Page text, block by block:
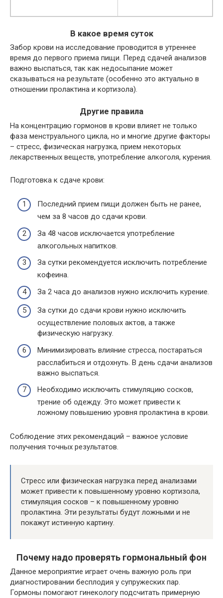
В какое время суток
Забор крови на исследование проводится в утреннее
время до первого приема пищи. Перед сдачей анализов
важно выспаться, так как недосыпание может
сказываться на результате (особенно это актуально в
отношении пролактина и кортизола).
Другие правила
На концентрацию гормонов в крови влияет не только
фаза менструального цикла, но и многие другие факторы
– стресс, физическая нагрузка, прием некоторых
лекарственных веществ, употребление алкоголя, курения.
Подготовка к сдаче крови:
Последний прием пищи должен быть не ранее,
чем за 8 часов до сдачи крови.
За 48 часов исключается употребление
алкогольных напитков.
За сутки рекомендуется исключить потребление
кофеина.
За 2 часа до анализов нужно исключить курение.
За сутки до сдачи крови нужно исключить
осуществление половых актов, а также
физическую нагрузку.
Минимизировать влияние стресса, постараться
расслабиться и отдохнуть. В день сдачи анализов
важно выспаться.
Необходимо исключить стимуляцию сосков,
трение об одежду. Это может привести к
ложному повышению уровня пролактина в крови.
Соблюдение этих рекомендаций – важное условие
получения точных результатов.
Стресс или физическая нагрузка перед анализами
может привести к повышенному уровню кортизола,
стимуляция сосков – к повышенному уровню
пролактина. Эти результаты будут ложными и не
покажут истинную картину.
Почему надо проверять гормональный фон
Данное мероприятие играет очень важную роль при
диагностировании бесплодия у супружеских пар.
Гормоны помогают гинекологу подсчитать примерную